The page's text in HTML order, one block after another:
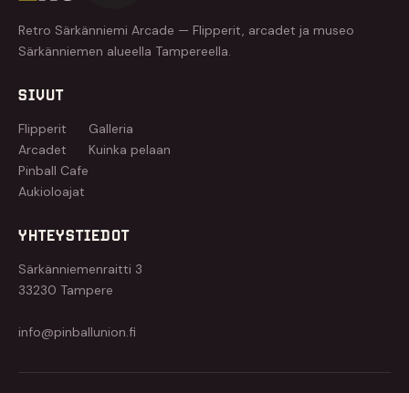
Retro Särkänniemi Arcade — Flipperit, arcadet ja museo
Särkänniemen alueella Tampereella.
SIVUT
Flipperit
Arcadet
Pinball Cafe
Aukioloajat
Galleria
Kuinka pelaan
YHTEYSTIEDOT
Särkänniemenraitti 3
33230 Tampere
info@pinballunion.fi